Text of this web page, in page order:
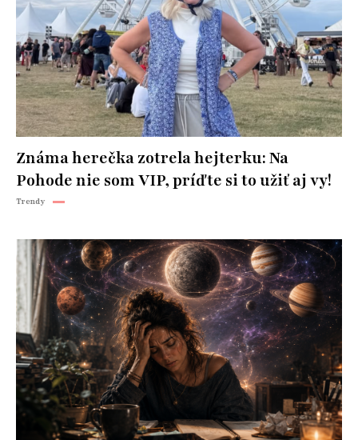
Známa herečka zotrela hejterku: Na
Pohode nie som VIP, príďte si to užiť aj vy!
Trendy